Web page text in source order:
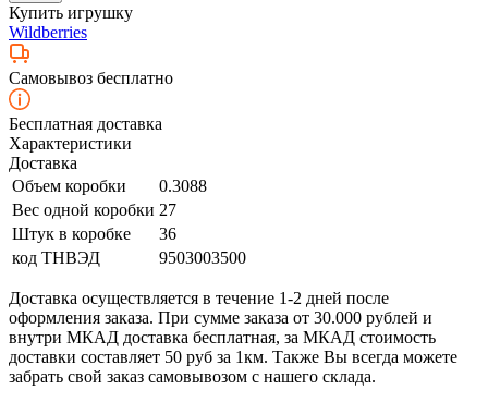
Купить игрушку
Wildberries
Самовывоз бесплатно
Бесплатная доставка
Характеристики
Доставка
Объем коробки
0.3088
Вес одной коробки 27
Штук в коробке
36
код ТНВЭД
9503003500
Доставка осуществляется в течение 1-2 дней после
оформления заказа. При сумме заказа от 30.000 рублей и
внутри МКАД доставка бесплатная, за МКАД стоимость
доставки составляет 50 руб за 1км. Также Вы всегда можете
забрать свой заказ самовывозом с нашего склада.